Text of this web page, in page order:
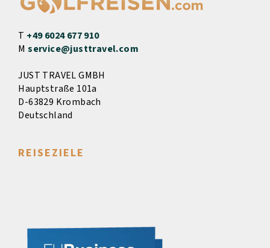
T +49 6024 677 910
Mservice@justtravel.com
JUST TRAVEL GMBH
Hauptstraße 101a
D-63829 Krombach
Deutschland
REISEZIELE